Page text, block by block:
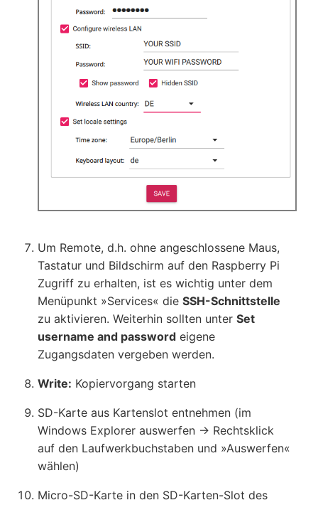
Um Remote, d.h. ohne angeschlossene Maus,
Tastatur und Bildschirm auf den Raspberry Pi
Zugriff zu erhalten, ist es wichtig unter dem
Menüpunkt
Services die SSH-Schnittstelle
zu aktivieren. Weiterhin sollten unter Set
username and passwordeigene
Zugangsdaten vergeben werden.
Write: Kopiervorgang starten
SD-Karte aus Kartenslot entnehmen (im
Windows Explorer auswerfen → Rechtsklick
auf den Laufwerkbuchstaben und
Auswerfen
wählen)
Micro-SD-Karte in den SD-Karten-Slot des